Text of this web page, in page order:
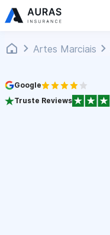
Artes Marciais
Google
Truste Reviews